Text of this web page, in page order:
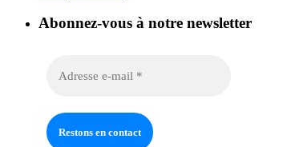
Abonnez-vous à notre newsletter